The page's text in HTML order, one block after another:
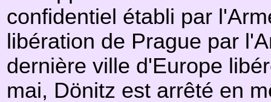
confidentiel établi par
libération de Prague par
dernière ville d'Europe
mai, Dönitz est arrêté en